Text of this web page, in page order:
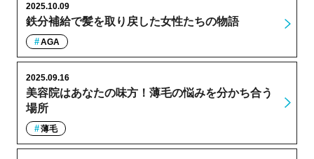
鉄分補給で髪を取り戻した女性たちの物語
2025.10.09
AGA
美容院はあなたの味方！薄毛の悩みを分かち合う
場所
2025.09.16
薄毛